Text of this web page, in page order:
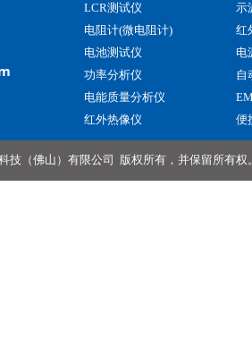
LCR测试仪
电阻计(微电阻计)
电池测试仪
功率分析仪
电能质量分析仪
红外热像仪
示
红
电
自
便
技（佛山）有限公司 版权所有，并保留所有